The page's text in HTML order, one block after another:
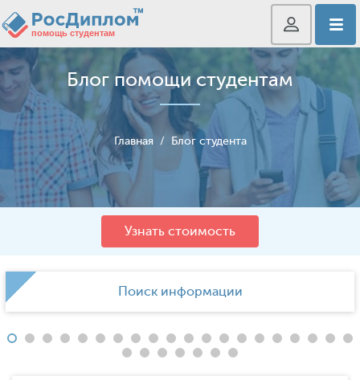
Блог помощи студентам
Главная / Блог студента
Узнать стоимость
Поиск информации